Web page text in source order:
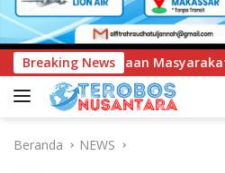
Breaking NewsPolresta Kendari
Beranda NEWS